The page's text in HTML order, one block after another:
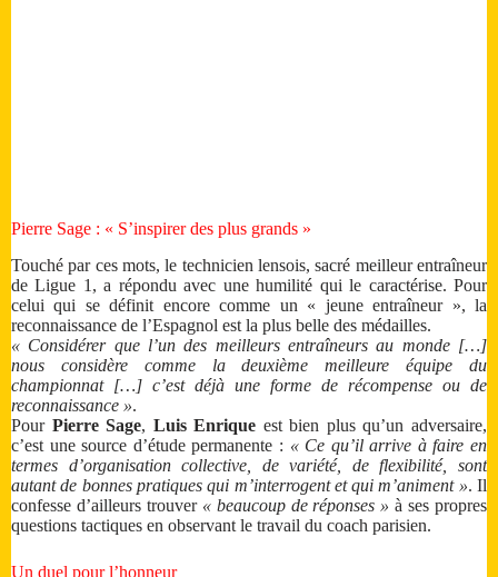
Pierre Sage : « S’inspirer des plus grands »
Touché par ces mots, le technicien lensois, sacré meilleur entraîneur
de Ligue 1, a répondu avec une humilité qui le caractérise. Pour
celui qui se définit encore comme un « jeune entraîneur », la
reconnaissance de l’Espagnol est la plus belle des médailles.
« Considérer que l’un des meilleurs entraîneurs au monde […]
nous considère comme la deuxième meilleure équipe du
championnat […] c’est déjà une forme de récompense ou de
reconnaissance ».
Pour Pierre Sage, Luis Enrique est bien plus qu’un adversaire,
c’est une source d’étude permanente : « Ce qu’il arrive à faire en
termes d’organisation collective, de variété, de flexibilité, sont
autant de bonnes pratiques qui m’interrogent et qui m’animent ». Il
confesse d’ailleurs trouver « beaucoup de réponses » à ses propres
questions tactiques en observant le travail du coach parisien.
Un duel pour l’honneur